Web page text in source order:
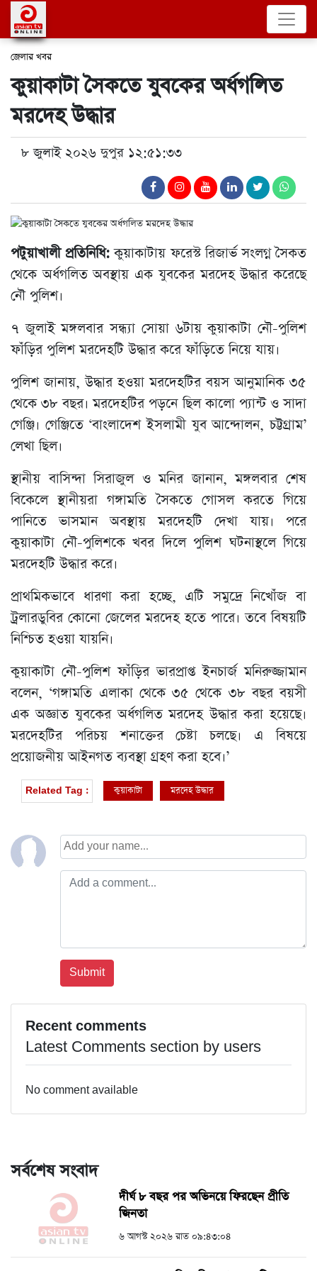
জেলার খবর
কুয়াকাটা সৈকতে যুবকের অর্ধগলিত
মরদেহ উদ্ধার
৮ জুলাই ২০২৬ দুপুর ১২:৫১:৩৩
পটুয়াখালী প্রতিনিধি:কুয়াকাটায় ফরেস্ট রিজার্ভ সংলগ্ন সৈকত
থেকে অর্ধগলিত অবস্থায় এক যুবকের মরদেহ উদ্ধার করেছে
নৌ পুলিশ।
৭ জুলাই মঙ্গলবার সন্ধ্যা সোয়া ৬টায় কুয়াকাটা নৌ-পুলিশ
ফাঁড়ির পুলিশ মরদেহটি উদ্ধার করে ফাঁড়িতে নিয়ে যায়।
পুলিশ জানায়, উদ্ধার হওয়া মরদেহটির বয়স আনুমানিক ৩৫
থেকে ৩৮ বছর। মরদেহটির পড়নে ছিল কালো প্যান্ট ও সাদা
গেঞ্জি। গেঞ্জিতে ‘বাংলাদেশ ইসলামী যুব আন্দোলন, চট্টগ্রাম’
লেখা ছিল।
স্থানীয় বাসিন্দা সিরাজুল ও মনির জানান, মঙ্গলবার শেষ
বিকেলে স্থানীয়রা গঙ্গামতি সৈকতে গোসল করতে গিয়ে
পানিতে ভাসমান অবস্থায় মরদেহটি দেখা যায়। পরে
কুয়াকাটা নৌ-পুলিশকে খবর দিলে পুলিশ ঘটনাস্থলে গিয়ে
মরদেহটি উদ্ধার করে।
প্রাথমিকভাবে ধারণা করা হচ্ছে, এটি সমুদ্রে নিখোঁজ বা
ট্রলারডুবির কোনো জেলের মরদেহ হতে পারে। তবে বিষয়টি
নিশ্চিত হওয়া যায়নি।
কুয়াকাটা নৌ-পুলিশ ফাঁড়ির ভারপ্রাপ্ত ইনচার্জ মনিরুজ্জামান
বলেন, ‘গঙ্গামতি এলাকা থেকে ৩৫ থেকে ৩৮ বছর বয়সী
এক অজ্ঞাত যুবকের অর্ধগলিত মরদেহ উদ্ধার করা হয়েছে।
মরদেহটির পরিচয় শনাক্তের চেষ্টা চলছে। এ বিষয়ে
প্রয়োজনীয় আইনগত ব্যবস্থা গ্রহণ করা হবে।’
Related Tag : কুয়াকাটা মরদেহ উদ্ধার
Recent comments
Latest Comments section by users
No comment available
সর্বশেষ সংবাদ
দীর্ঘ ৮ বছর পর অভিনয়ে ফিরছেন প্রীতি
জিনতা
৬ আগস্ট ২০২৬ রাত ০৯:৪৩:০৪